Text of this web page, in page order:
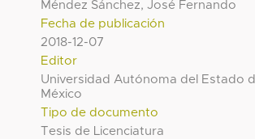
Méndez Sánchez, José Fernando
Fecha de publicación
2018-12-07
Editor
Universidad Autónoma del Estado
México
Tipo de documento
Tesis de Licenciatura